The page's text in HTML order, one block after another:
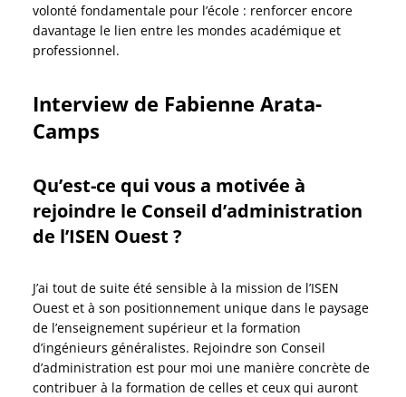
volonté fondamentale pour l’école : renforcer encore
davantage le lien entre les mondes académique et
professionnel.
Interview de Fabienne Arata-
Camps
Qu’est-ce qui vous a motivée à
rejoindre le Conseil d’administration
de l’ISEN Ouest ?
J’ai tout de suite été sensible à la mission de l’ISEN
Ouest et à son positionnement unique dans le paysage
de l’enseignement supérieur et la formation
d’ingénieurs généralistes. Rejoindre son Conseil
d’administration est pour moi une manière concrète de
contribuer à la formation de celles et ceux qui auront